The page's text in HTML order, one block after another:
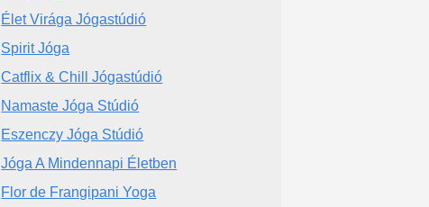
Élet Virága Jógastúdió
Spirit Jóga
Catflix & Chill Jógastúdió
Namaste Jóga Stúdió
Eszenczy Jóga Stúdió
Jóga A Mindennapi Életben
Flor de Frangipani Yoga